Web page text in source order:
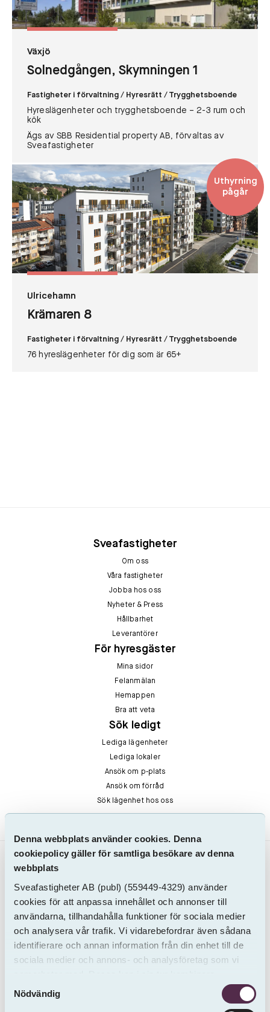
Denna webbplats använder cookies. Denna
cookiepolicy gäller för samtliga besökare av denna
webbplats
Sveafastigheter AB (publ) (559449-4329) använder
cookies för att anpassa innehållet och annonser till
användarna, tillhandahålla funktioner för sociala medier
och analysera vår trafik. Vi vidarebefordrar även sådana
identifierare och annan information från din enhet till de
sociala medier och annons- och analysföretag som vi
informationen med annan information som du har
tillhandahållit eller som de har samlat in från andra än
Samtyckesval
Nödvändig
Växjö
Solnedgången, Skymningen 1
Fastigheter i förvaltning / Hyresrätt / Trygghetsboende
Hyreslägenheter och trygghetsboende – 2-3 rum och
kök
Ägs av SBB Residential property AB, förvaltas av
Sveafastigheter
Uthyrning
pågår
Ulricehamn
Krämaren 8
Fastigheter i förvaltning / Hyresrätt / Trygghetsboende
76 hyreslägenheter för dig som är 65+
Sveafastigheter
Om oss
Våra fastigheter
Jobba hos oss
Nyheter & Press
Hållbarhet
Leverantörer
För hyresgäster
Mina sidor
Felanmälan
Hemappen
Bra att veta
Sök ledigt
Lediga lägenheter
Lediga lokaler
Ansök om p-plats
Ansök om förråd
Sök lägenhet hos oss
SVEAFASTIGHETER